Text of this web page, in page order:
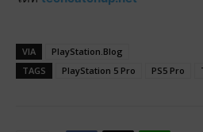
VIA
PlayStation.Blog
TAGS
PlayStation 5 Pro PS5 Pro